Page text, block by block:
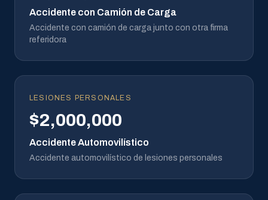
Accidente con Camión de Carga
Accidente con camión de carga junto con otra firma
referidora
LESIONES PERSONALES
$2,000,000
Accidente Automovilístico
Accidente automovilístico de lesiones personales